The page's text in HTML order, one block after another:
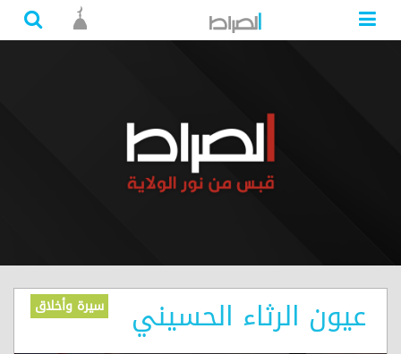
عيون الرثاء الحسيني سيرة وأخلاق